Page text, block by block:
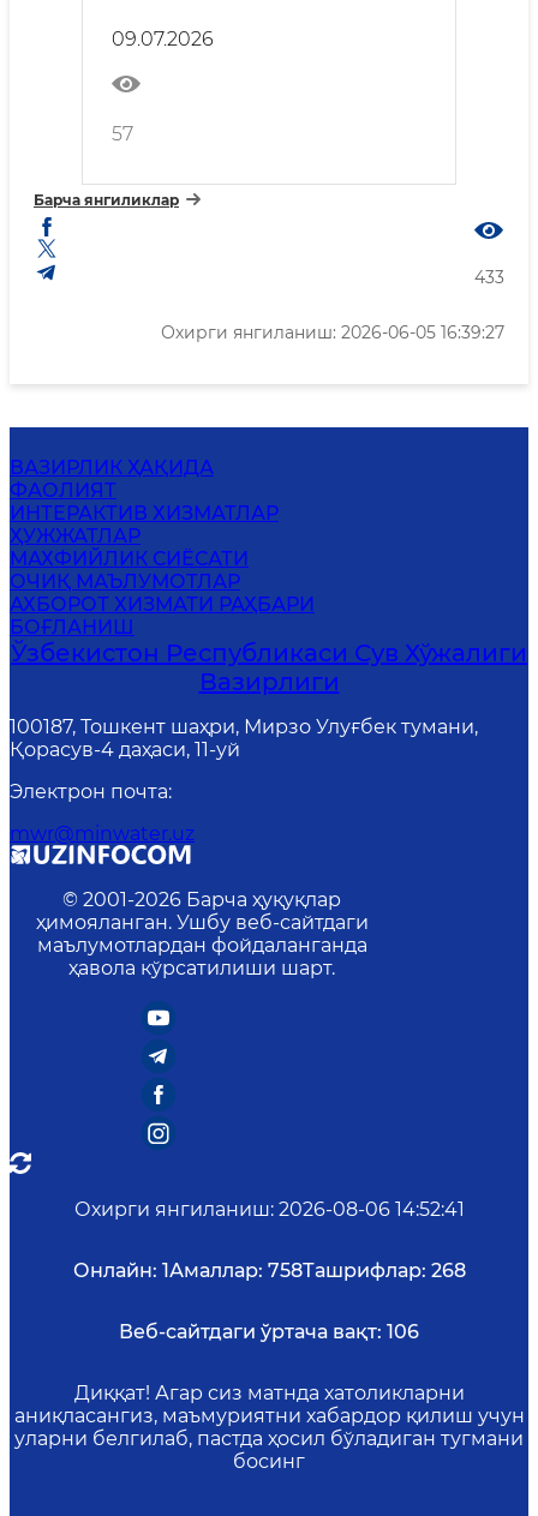
09.07.2026
57
Барча янгиликлар
433
Охирги янгиланиш: 2026-06-05 16:39:27
ВАЗИРЛИК ҲАҚИДА
ФАОЛИЯТ
ИНТЕРАКТИВ ХИЗМАТЛАР
ҲУЖЖАТЛАР
MАХФИЙЛИК СИЁСАТИ
ОЧИҚ МАЪЛУМОТЛАР
АХБОРОТ ХИЗМАТИ РАҲБАРИ
БОҒЛАНИШ
Ўзбекистон Республикаси Сув Хўжалиги
Вазирлиги
100187, Тошкент шаҳри, Мирзо Улуғбек тумани,
Қорасув-4 даҳаси, 11-уй
Электрон почта:
mwr@minwater.uz
© 2001-2026 Барча ҳуқуқлар
ҳимояланган. Ушбу веб-сайтдаги
маълумотлардан фойдаланганда
ҳавола кўрсатилиши шарт.
Охирги янгиланиш: 2026-08-06 14:52:41
Онлайн: 1Амаллар: 758Ташрифлар: 268
Веб-сайтдаги ўртача вақт: 106
Диққат! Агар сиз матнда хатоликларни
аниқласангиз, маъмуриятни хабардор қилиш учун
уларни белгилаб, пастда ҳосил бўладиган тугмани
босинг